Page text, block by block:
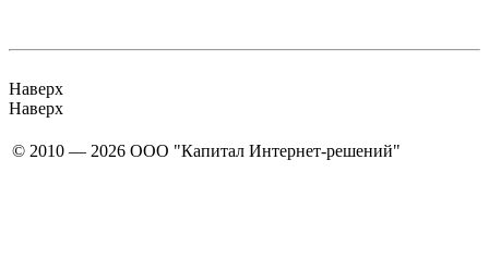
Наверх
Наверх
© 2010 — 2026 ООО "Капитал Интернет-решений"